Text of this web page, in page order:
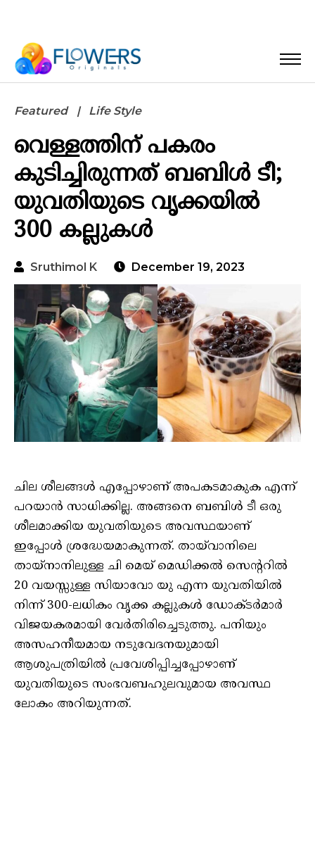
Featured Life Style
വെള്ളത്തിന് പകരം
കുടിച്ചിരുന്നത് ബബിൾ ടീ;
യുവതിയുടെ വൃക്കയിൽ
300 കല്ലുകൾ
Sruthimol K December 19, 2023
ചില ശീലങ്ങൾ എപ്പോഴാണ് അപകടമാകുക എന്ന്
പറയാൻ സാധിക്കില്ല. അങ്ങനെ ബബിൾ ടീ ഒരു
ശീലമാക്കിയ യുവതിയുടെ അവസ്ഥയാണ്
ഇപ്പോൾ ശ്രദ്ധേയമാകുന്നത്. തായ്‌വാനിലെ
തായ്‌നാനിലുള്ള ചി മെയ് മെഡിക്കൽ സെന്ററിൽ
20 വയസ്സുള്ള സിയാവോ യു എന്ന യുവതിയിൽ
നിന്ന് 300-ലധികം വൃക്ക കല്ലുകൾ ഡോക്ടർമാർ
വിജയകരമായി വേർതിരിച്ചെടുത്തു. പനിയും
അസഹനീയമായ നടുവേദനയുമായി
ആശുപത്രിയിൽ പ്രവേശിപ്പിച്ചപ്പോഴാണ്
യുവതിയുടെ സംഭവബഹുലവുമായ അവസ്ഥ
ലോകം അറിയുന്നത്.